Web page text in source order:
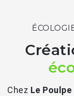
Chez Le Poulpe